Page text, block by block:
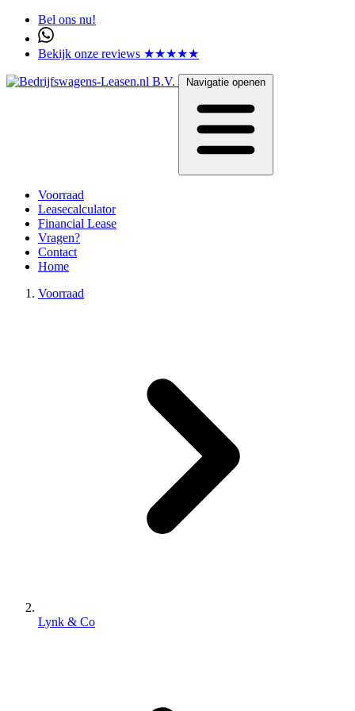
Bel ons nu!
Bekijk onze reviews ★★★★★
Navigatie openen
Voorraad
Leasecalculator
Financial Lease
Vragen?
Contact
Home
Voorraad
Lynk & Co